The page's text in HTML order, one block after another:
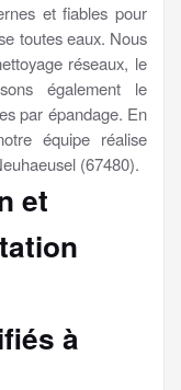
et fiables pour
toutes eaux. Nous
réseaux, le
également le
par épandage. En
équipe réalise
(67480).
et
à